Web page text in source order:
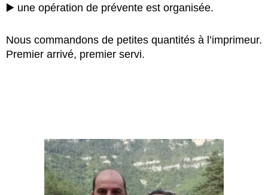
▶️ une opération de prévente est organisée.
Nous commandons de petites quantités à l’imprimeur.
Premier arrivé, premier servi.